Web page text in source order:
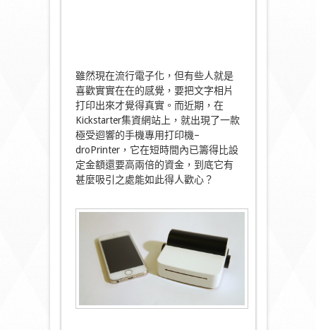
雖然現在流行電子化，但有些人就是
喜歡實實在在的感覺，要把文字相片
打印出來才覺得真實。而近期，在
Kickstarter集資網站上，就出現了一款
極受迴響的手機專用打印機–
droPrinter，它在短時間內已籌得比設
定金額還要高兩倍的資金，到底它有
甚麼吸引之處能如此得人歡心？